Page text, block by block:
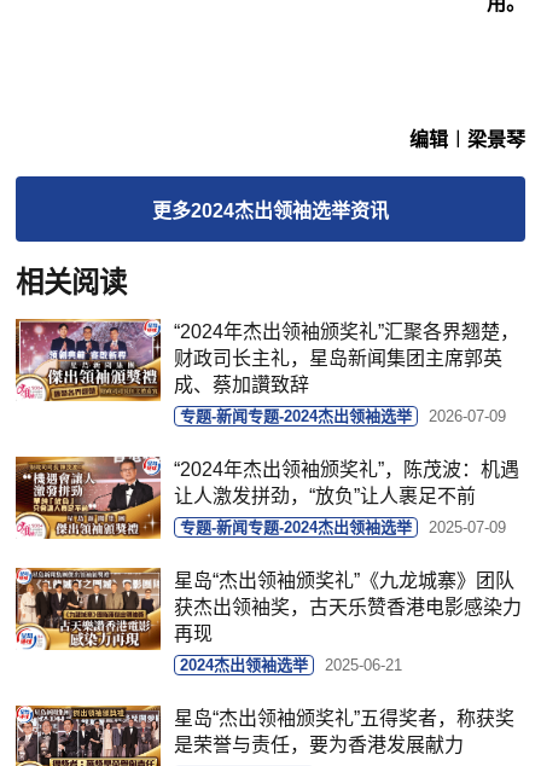
编辑︱梁景琴
更多2024杰出领袖选举资讯
相关阅读
“2024年杰出领袖颁奖礼”汇聚各界翘楚，
财政司长主礼，星岛新闻集团主席郭英
成、蔡加讚致辞
专题-新闻专题-2024杰出领袖选举 2026-07-09
“2024年杰出领袖颁奖礼”，陈茂波：机遇
让人激发拼劲，“放负”让人裹足不前
专题-新闻专题-2024杰出领袖选举 2025-07-09
星岛“杰出领袖颁奖礼”《九龙城寨》团队
获杰出领袖奖，古天乐赞香港电影感染力
再现
2024杰出领袖选举 2025-06-21
星岛“杰出领袖颁奖礼”五得奖者，称获奖
是荣誉与责任，要为香港发展献力